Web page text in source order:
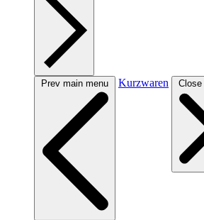
Prev main menu Kurzwaren